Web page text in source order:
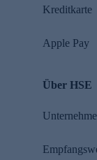
Kreditkarte
Apple Pay
Über HSE